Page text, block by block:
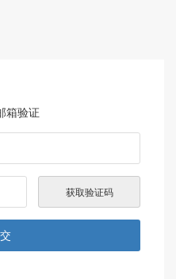
箱验证